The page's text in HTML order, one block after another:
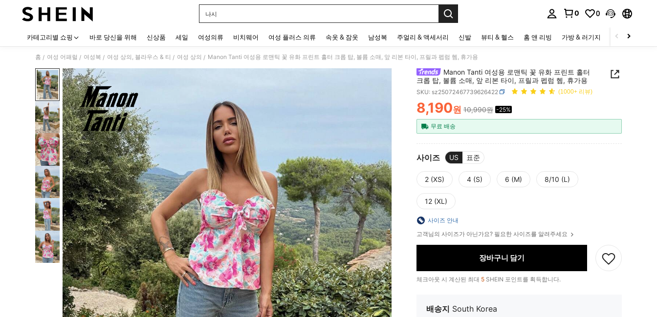
나시
0 0
카테고리별 쇼핑 바로 당신을 위해 신상품 세일 여성의류 비치웨어 여성 플러스 의류 속옷 & 잠옷 남성복 주얼리 & 액세서리 신발 뷰티 & 헬스 홈 앤 리빙 가방 & 러기지 스포츠 & 아웃
홈 / 여성 어패럴 / 여성복 / 여성 상의, 블라우스 & 티 / 여성 상의 / Manon Tanti 여성용 로맨틱 꽃 유화 프린트 홀터 크롭 탑, 볼륨 소매, 앞 리본 타이, 프릴과 펩럼 헴, 휴가용
Manon Tanti 여성용 로맨틱 꽃 유화 프린트 홀터
크롭 탑, 볼륨 소매, 앞 리본 타이, 프릴과 펩럼 헴, 휴가용
SKU: sz25072467739626422 (1000+ 리뷰)
PRICE AND AVAILABILITY
8,190원 10,990원 -25%
무료 배송
사이즈 US 표준
2 (XS) 4 (S) 6 (M) 8/10 (L)
12 (XL)
사이즈 안내
고객님의 사이즈가 아닌가요? 필요한 사이즈를 알려주세요
장바구니 담기
체크아웃 시 계산된 최대 5 SHEIN 포인트를 획득합니다.
배송지 South Korea